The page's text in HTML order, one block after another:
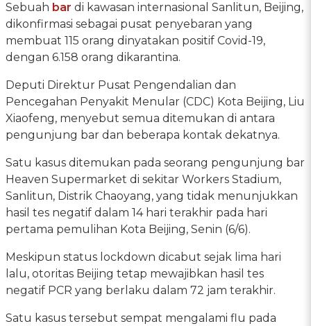
Sebuah bar di kawasan internasional Sanlitun, Beijing,
dikonfirmasi sebagai pusat penyebaran yang
membuat 115 orang dinyatakan positif Covid-19,
dengan 6.158 orang dikarantina.
Deputi Direktur Pusat Pengendalian dan
Pencegahan Penyakit Menular (CDC) Kota Beijing, Liu
Xiaofeng, menyebut semua ditemukan di antara
pengunjung bar dan beberapa kontak dekatnya.
Satu kasus ditemukan pada seorang pengunjung bar
Heaven Supermarket di sekitar Workers Stadium,
Sanlitun, Distrik Chaoyang, yang tidak menunjukkan
hasil tes negatif dalam 14 hari terakhir pada hari
pertama pemulihan Kota Beijing, Senin (6/6).
Meskipun status lockdown dicabut sejak lima hari
lalu, otoritas Beijing tetap mewajibkan hasil tes
negatif PCR yang berlaku dalam 72 jam terakhir.
Satu kasus tersebut sempat mengalami flu pada